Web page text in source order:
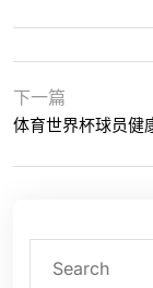
下一篇
体育世界杯球员健